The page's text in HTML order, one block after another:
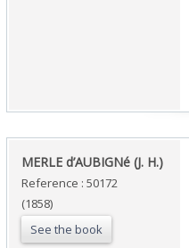
‎MERLE d’AUBIGNé (J. H.)‎
Reference : 50172
(1858)
See the book